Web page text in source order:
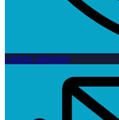
contact opnemen